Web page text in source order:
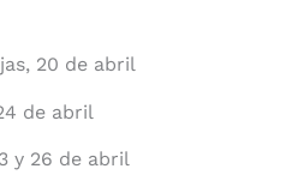
20 de abril
de abril
y 26 de abril